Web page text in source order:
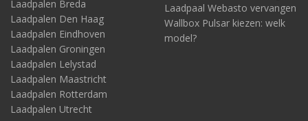
Laadpalen Breda
Laadpalen Den Haag
Laadpalen Eindhoven
Laadpalen Groningen
Laadpalen Lelystad
Laadpalen Maastricht
Laadpalen Rotterdam
Laadpalen Utrecht
Laadpaal Webasto vervangen
Wallbox Pulsar kiezen: welk
model?